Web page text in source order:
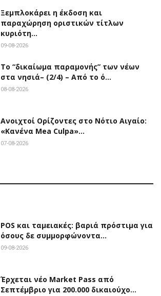
Ξεμπλοκάρει η έκδοση και
παραχώρηση οριστικών τίτλων
κυριότη…
09-08-2026
Το “δικαίωμα παραμονής” των νέων
στα νησιά– (2/4) – Από το ό…
08-08-2026
Ανοιχτοί Ορίζοντες στο Νότιο Αιγαίο:
«Κανένα Mea Culpa»…
07-08-2026
POS και ταμειακές: βαριά πρόστιμα για
όσους δε συμμορφώνοντα…
09-08-2026
Έρχεται νέο Market Pass από
Σεπτέμβριο για 200.000 δικαιούχο…